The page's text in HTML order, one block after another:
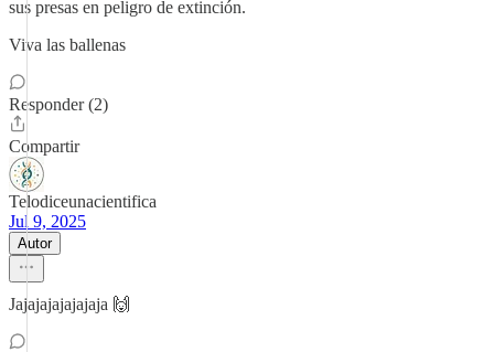
sus presas en peligro de extinción.
Viva las ballenas
Responder (2)
Compartir
Telodiceunacientifica
Jul 9, 2025
Autor
Jajajajajajajaja 🙌